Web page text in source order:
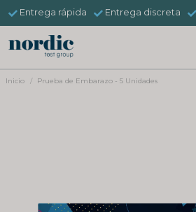
Entrega rápida Entrega discreta
Inicio Prueba de Embarazo - 5 Unidades